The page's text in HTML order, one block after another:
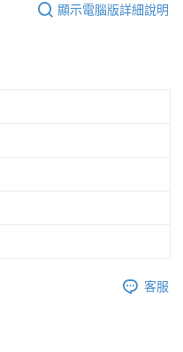
顯示電腦版詳細說明
客服